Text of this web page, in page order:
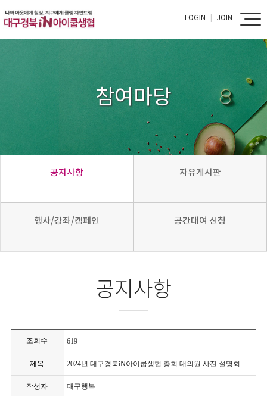
LOGIN JOIN
참여마당
공지사항 자유게시판
행사/강좌/캠페인 공간대여 신청
공지사항
조회수 619
제목 2024년 대구경북iN아이쿱생협 총회 대의원 사전 설명회
작성자 대구행복